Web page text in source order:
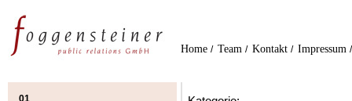
Home / Team / Kontakt / Impressum
01